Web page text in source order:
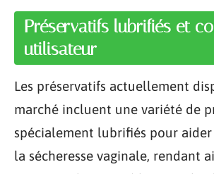
Préservatifs lubrifiés et
utilisateur
Les préservatifs actuellement
marché incluent une variété de
spécialement lubrifiés pour
la sécheresse vaginale, rendant